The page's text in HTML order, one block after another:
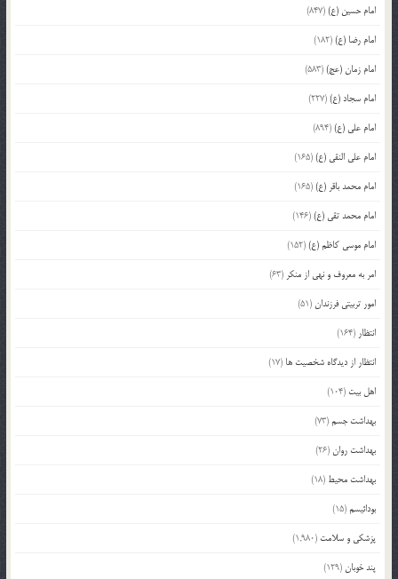
امام حسین (ع)(847)
امام رضا (ع)(182)
امام زمان (عج)(583)
امام سجاد (ع)(227)
امام علی (ع)(894)
امام علی النقی (ع)(165)
امام محمد باقر (ع)(165)
امام محمد تقی (ع)(146)
امام موسی کاظم (ع)(152)
امر به معروف و نهی از منکر (63)
امور تربیتی فرزندان(51)
انتظار (164)
انتظار از دیدگاه شخصیت ها (17)
اهل بیت (104)
بهداشت جسم(73)
بهداشت روان(26)
بهداشت محیط (18)
بودائیسم(15)
پزشکی و سلامت (1,980)
پند خوبان(129)